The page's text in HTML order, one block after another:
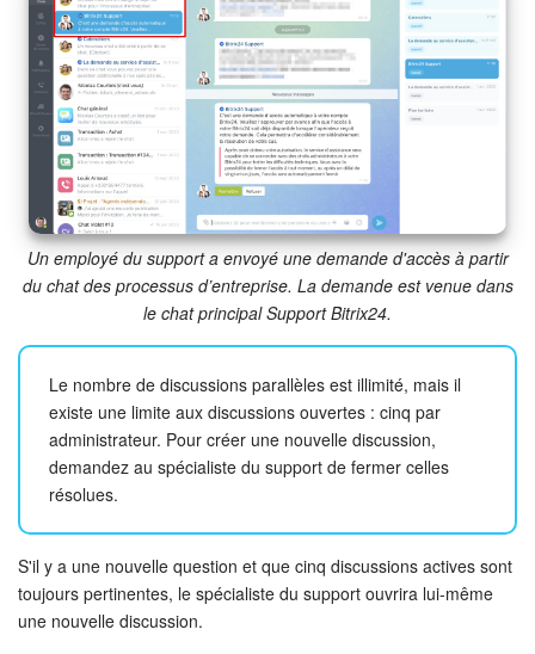
COMPTE GRATUIT
CONNEXION
Un employé du support a envoyé une demande d'accès à partir
du chat des processus d’entreprise. La demande est venue dans
le chat principal Support Bitrix24.
Le nombre de discussions parallèles est illimité, mais il
existe une limite aux discussions ouvertes : cinq par
administrateur. Pour créer une nouvelle discussion,
demandez au spécialiste du support de fermer celles
résolues.
S'il y a une nouvelle question et que cinq discussions actives sont
toujours pertinentes, le spécialiste du support ouvrira lui-même
une nouvelle discussion.